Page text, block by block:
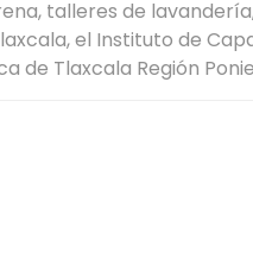
talleres de
el Instituto de
de Tlaxcala Región